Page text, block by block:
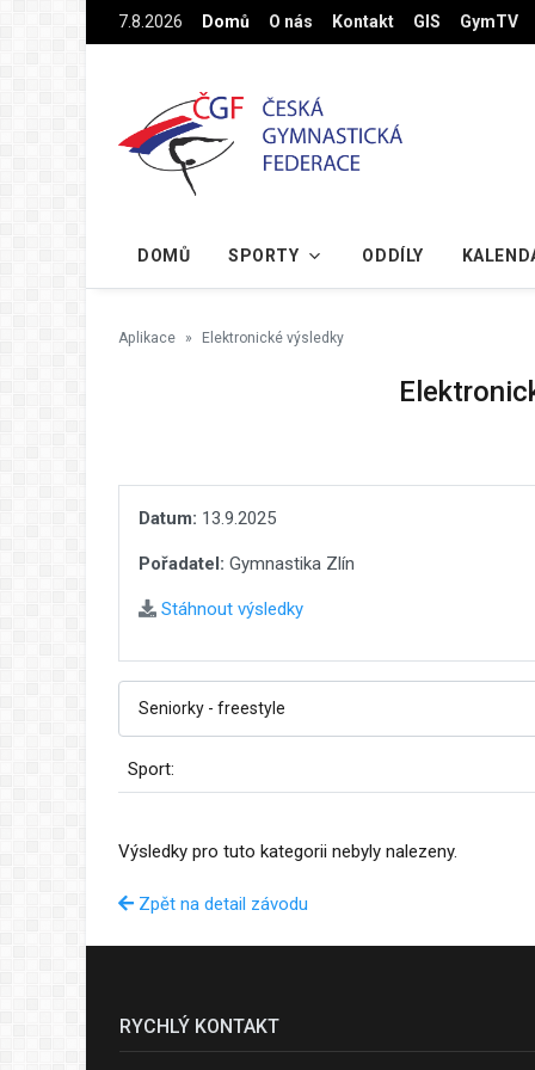
Na hlavní obsah7.8.2026 Domů O nás Kontakt GIS GymTV
DOMŮ SPORTY ODDÍLY
Aplikace Elektronické výsledky
Datum: 13.9.2025
Pořadatel: Gymnastika Zlín
Stáhnout výsledky
Sport:
Výsledky pro tuto kategorii nebyly nalezeny.
Zpět na detail závodu
RYCHLÝ KONTAKT